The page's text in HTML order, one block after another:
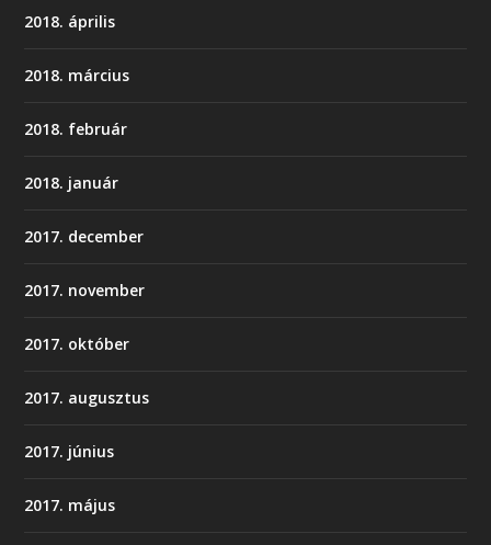
2018. április
2018. március
2018. február
2018. január
2017. december
2017. november
2017. október
2017. augusztus
2017. június
2017. május